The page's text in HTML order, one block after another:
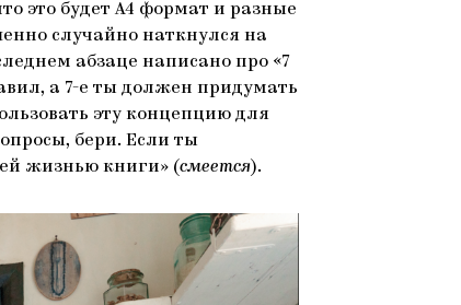
это будет А4 формат и разные
случайно наткнулся на
абзаце написано про «7
а 7-е ты должен придумать
эту концепцию для
бери. Если ты
жизнью книги» (смеется).